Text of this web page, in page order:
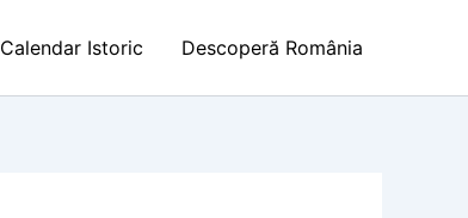
Calendar Istoric Descoperă România